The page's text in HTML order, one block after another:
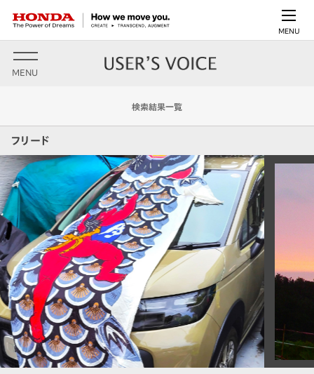
MENU
MENU
検索結果一覧
フリード